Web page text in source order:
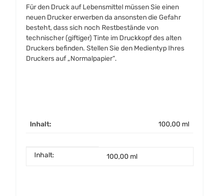
Für den Druck auf Lebensmittel müssen Sie einen
neuen Drucker erwerben da ansonsten die Gefahr
besteht, dass sich noch Restbestände von
technischer (giftiger) Tinte im Druckkopf des alten
Druckers befinden. Stellen Sie den Medientyp Ihres
Druckers auf „Normalpapier“.
Inhalt: 100,00 ml
Produkteigenschaft
Wert
Inhalt: 100,00 ml